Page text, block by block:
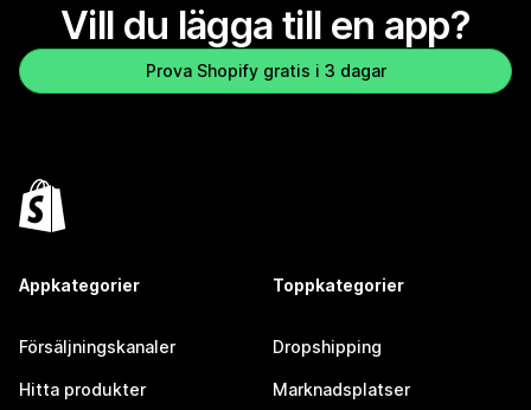
Vill du lägga till en app?
Prova Shopify gratis i 3 dagar
Appkategorier
Försäljningskanaler
Hitta produkter
Toppkategorier
Dropshipping
Marknadsplatser